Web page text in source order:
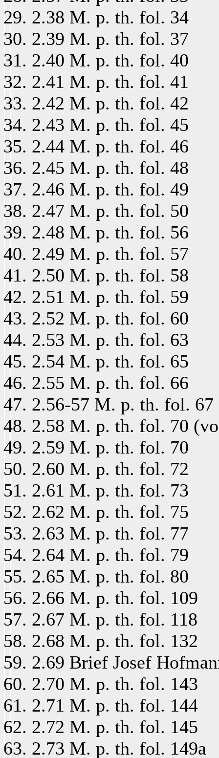
2.38 M. p. th. fol. 34
2.39 M. p. th. fol. 37
2.40 M. p. th. fol. 40
2.41 M. p. th. fol. 41
2.42 M. p. th. fol. 42
2.43 M. p. th. fol. 45
2.44 M. p. th. fol. 46
2.45 M. p. th. fol. 48
2.46 M. p. th. fol. 49
2.47 M. p. th. fol. 50
2.48 M. p. th. fol. 56
2.49 M. p. th. fol. 57
2.50 M. p. th. fol. 58
2.51 M. p. th. fol. 59
2.52 M. p. th. fol. 60
2.53 M. p. th. fol. 63
2.54 M. p. th. fol. 65
2.55 M. p. th. fol. 66
2.56-57 M. p. th. fol. 67
2.58 M. p. th. fol. 70
2.59 M. p. th. fol. 70
2.60 M. p. th. fol. 72
2.61 M. p. th. fol. 73
2.62 M. p. th. fol. 75
2.63 M. p. th. fol. 77
2.64 M. p. th. fol. 79
2.65 M. p. th. fol. 80
2.66 M. p. th. fol. 109
2.67 M. p. th. fol. 118
2.68 M. p. th. fol. 132
2.69 Brief Josef
2.70 M. p. th. fol. 143
2.71 M. p. th. fol. 144
2.72 M. p. th. fol. 145
2.73 M. p. th. fol. 149a